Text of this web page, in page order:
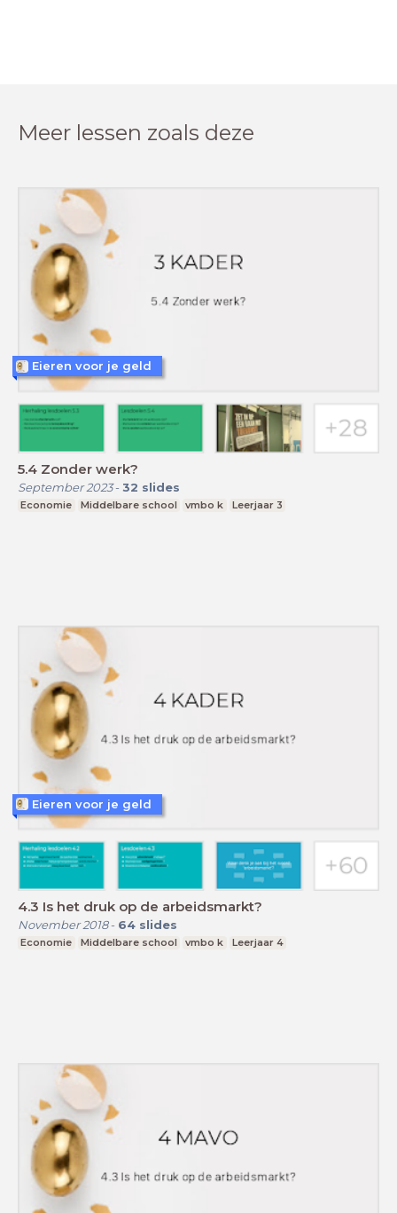
Meer lessen zoals deze
5.4 Zonder werk?
September 2023- 32 slides
Economie Middelbare school vmbo k Leerjaar 3
Eieren voor je geld
4.3 Is het druk op de arbeidsmarkt?
November 2018- 64 slides
Economie Middelbare school vmbo k Leerjaar 4
Eieren voor je geld